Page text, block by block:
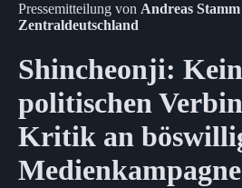
Pressemitteilung von Andreas
Zentraldeutschland
Shincheonji:
politischen
Kritik an
Medienkampagne